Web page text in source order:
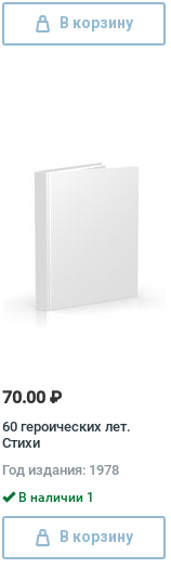
В корзину
70.00 ₽
60 героических лет.
Стихи
Год издания: 1978
В наличии 1
В корзину